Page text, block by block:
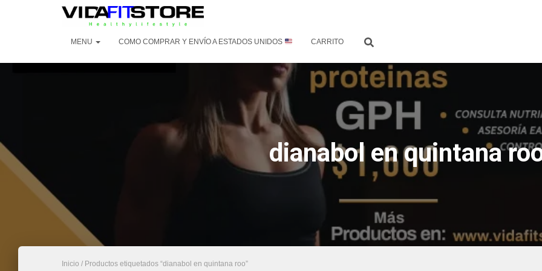
MENU COMO COMPRAR Y ENVÍO A ESTADOS UNIDOS CARRITO
dianabol en quintana
Inicio / Productos etiquetados “dianabol en quintana roo”